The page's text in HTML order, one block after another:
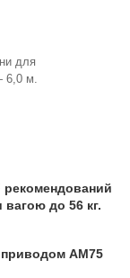
для
6,0 м.
рекомендований
вагою до 56 кг.
AM75